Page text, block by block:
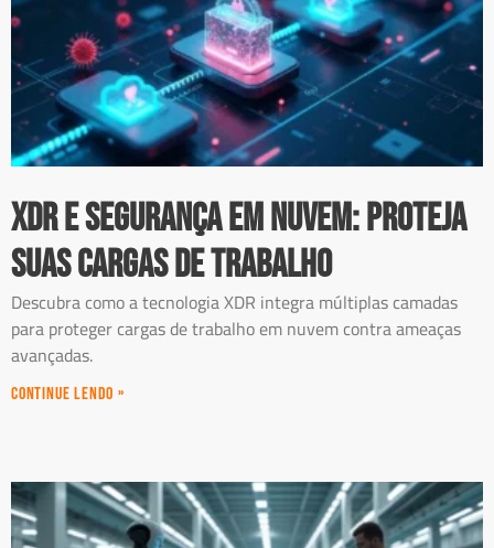
XDR e Segurança em Nuvem: Proteja
Suas Cargas de Trabalho
Descubra como a tecnologia XDR integra múltiplas camadas
para proteger cargas de trabalho em nuvem contra ameaças
avançadas.
Continue Lendo »